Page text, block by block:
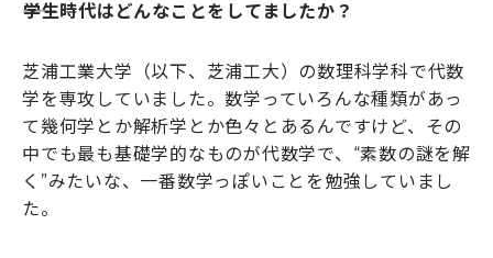
――学生時代はどんなことをしてましたか？
芝浦工業大学（以下、芝浦工大）の数理科学科で代数
学を専攻していました。数学っていろんな種類があっ
て幾何学とか解析学とか色々とあるんですけど、その
中でも最も基礎学的なものが代数学で、“素数の謎を解
く”みたいな、一番数学っぽいことを勉強していまし
た。